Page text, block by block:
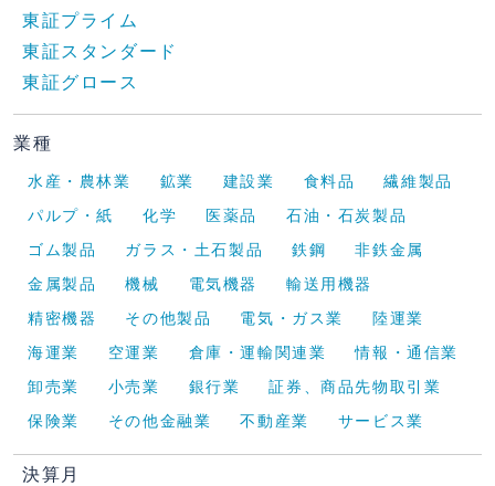
東証プライム
東証スタンダード
東証グロース
業種
水産・農林業 鉱業 建設業 食料品
繊維製品
パルプ・紙
化学 医薬品
石油・石炭製品
ゴム製品
ガラス・土石製品 鉄鋼
非鉄金属
金属製品
機械 電気機器
輸送用機器
精密機器
その他製品 電気・ガス業
陸運業
海運業
空運業 倉庫・運輸関連業
情報・通信業
卸売業
小売業 銀行業
証券、商品先物取引業
保険業
その他金融業 不動産業 サービス業
決算月